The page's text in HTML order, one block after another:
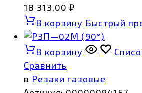
18 313,00 ₽
В корзину Быстрый
В корзину
Сравнить
в Резаки газовые